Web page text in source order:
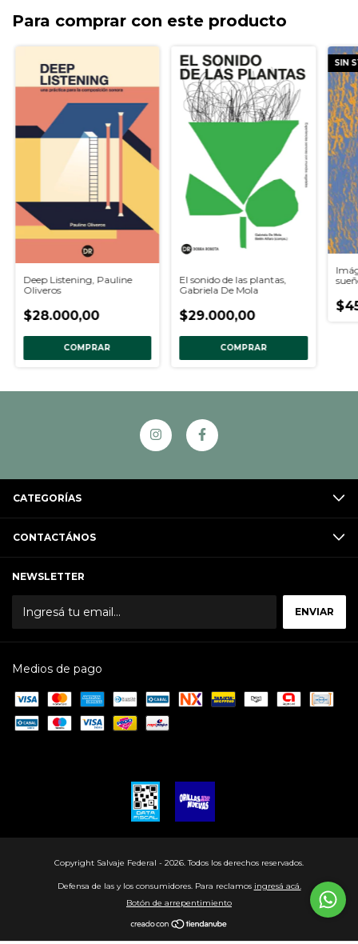
Para comprar con este producto
Deep Listening, Pauline
Oliveros
$28.000,00
COMPRAR
El sonido de las plantas,
Gabriela De Mola
$29.000,00
COMPRAR
SIN
CATEGORÍAS
CONTACTÁNOS
NEWSLETTER
Medios de pago
Copyright Salvaje Federal - 2026. Todos los derechos reservados.
Defensa de las y los consumidores. Para reclamos ingresá acá.
Botón de arrepentimiento